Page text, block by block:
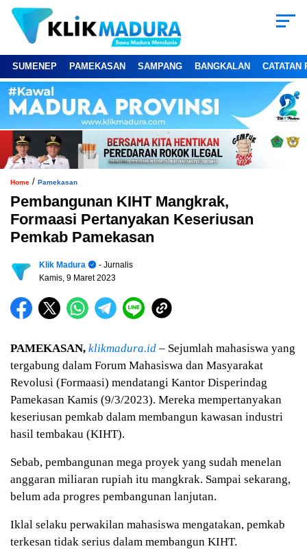
SUMENEP PAMEKASAN SAMPANG BANGKALAN CATATAN
Home / Pamekasan
Pembangunan KIHT Mangkrak,
Formaasi Pertanyakan Keseriusan
Pemkab Pamekasan
Klik Madura
- Jurnalis
Kamis, 9 Maret 2023
PAMEKASAN, klikmadura.id – Sejumlah mahasiswa yang
tergabung dalam Forum Mahasiswa dan Masyarakat
Revolusi (Formaasi) mendatangi Kantor Disperindag
Pamekasan Kamis (9/3/2023). Mereka mempertanyakan
keseriusan pemkab dalam membangun kawasan industri
hasil tembakau (KIHT).
Sebab, pembangunan mega proyek yang sudah menelan
anggaran miliaran rupiah itu mangkrak. Sampai sekarang,
belum ada progres pembangunan lanjutan.
Iklal selaku perwakilan mahasiswa mengatakan, pemkab
terkesan tidak serius dalam membangun KIHT.